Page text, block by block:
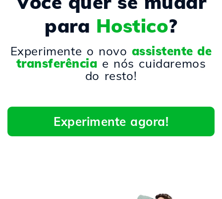
para Hostico?
Experimente o novo assistente de
transferência e nós cuidaremos
do resto!
Experimente agora!